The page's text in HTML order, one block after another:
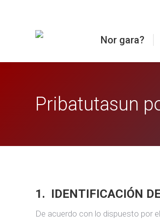
Nor gara?
Pribatutasun
1. IDENTIFICACIÓN
De acuerdo con lo dispuesto por